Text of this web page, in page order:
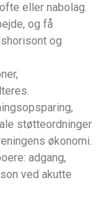
eller nabolag.
og få
og
støtteordninger
økonomi.
adgang,
ved akutte